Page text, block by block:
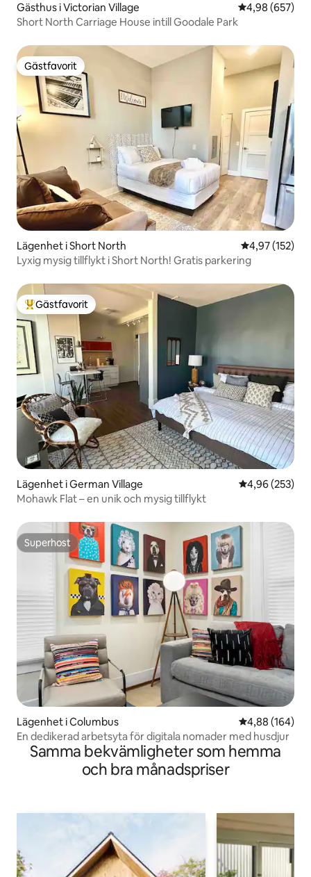
Gästhus i Victorian Village 4,98 av 5 i
4,98 (657)
Short North Carriage House intill Goodale Park
Gästfavorit
Gästfavorit
Lägenhet i Short North 4,97 av 5 i
4,97 (152)
Lyxig mysig tillflykt i Short North! Gratis parkering
Populär gästfavorit
Gästfavorit
Lägenhet i German Village 4,96 av 5 i
4,96 (253)
Mohawk Flat – en unik och mysig tillflykt
Superhost
Superhost
Lägenhet i Columbus 4,88 av 5 i
4,88 (164)
En dedikerad arbetsyta för digitala nomader med husdjur
Samma bekvämligheter som hemma
och bra månadspriser